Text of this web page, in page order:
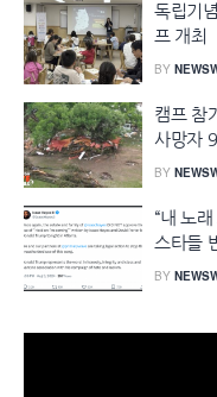
독립기
프 개최
BY
캠프 참
사망자
BY
“내 노
스타들
BY